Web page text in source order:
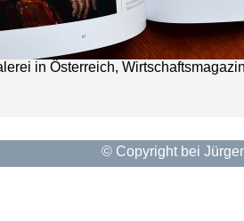
© Copyright bei